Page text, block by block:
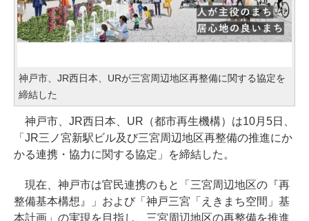
神戸市、JR西日本、URが三宮周辺地区再整備に関する協定を
締結した
神戸市、JR西日本、UR（都市再生機構）は10月5日、
「JR三ノ宮新駅ビル及び三宮周辺地区再整備の推進にか
かる連携・協力に関する協定」を締結した。
現在、神戸市は官民連携のもと「三宮周辺地区の『再
整備基本構想』」および「神戸三宮「えきまち空間」基
本計画」の実現を目指し、三宮周辺地区の再整備を推進